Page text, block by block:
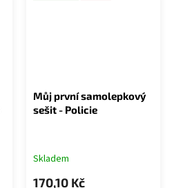
Můj první samolepkový
sešit - Policie
Skladem
170,10 Kč